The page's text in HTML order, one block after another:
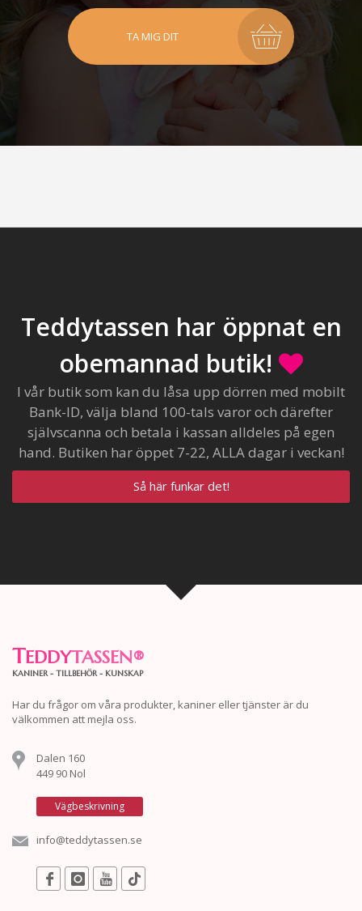
TA MIG DIT
Teddytassen har öppnat en
obemannad butik!
I vår butik som kan du låsa upp dörren med mobilt
Bank-ID, välja bland 100-tals varor och därefter
självscanna och betala i kassan alldeles på egen
hand. Butiken har öppet 7-22, ALLA dagar i veckan!
Så här funkar det!
TEDDYTASSEN®
KANINER - TILLBEHÖR - KUNSKAP
Har du frågor om våra produkter, kaniner eller tjänster är du
välkommen att mejla oss.
Dalen 160
449 90 Nol
Vägbeskrivning
info@teddytassen.se